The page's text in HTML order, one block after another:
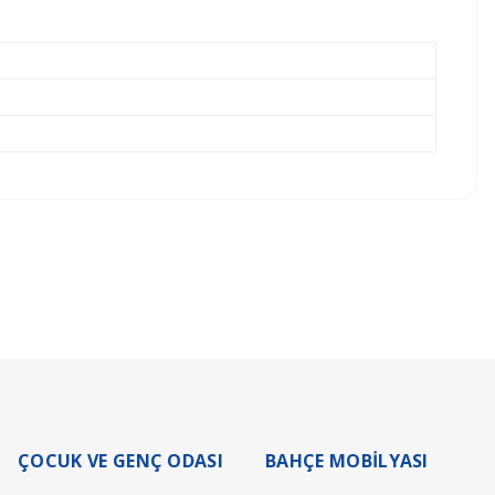
ÇOCUK VE GENÇ ODASI BAHÇE MOBİLYASI